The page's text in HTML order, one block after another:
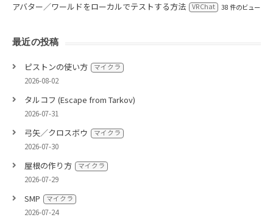
アバター／ワールドをローカルでテストする方法 VRChat 38 件のビュー
最近の投稿
ピストンの使い方 マイクラ
2026-08-02
タルコフ (Escape from Tarkov)
2026-07-31
弓矢／クロスボウ マイクラ
2026-07-30
屋根の作り方 マイクラ
2026-07-29
SMP マイクラ
2026-07-24